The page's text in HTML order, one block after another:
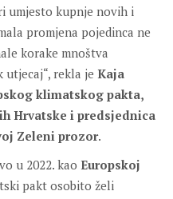
umjesto kupnje novih i
promjena pojedinca ne
korake mnoštva
utjecaj“, rekla je Kaja
klimatskog pakta,
Hrvatske i predsjednica
Zeleni prozor.
u 2022. kao Europskoj
pakt osobito želi